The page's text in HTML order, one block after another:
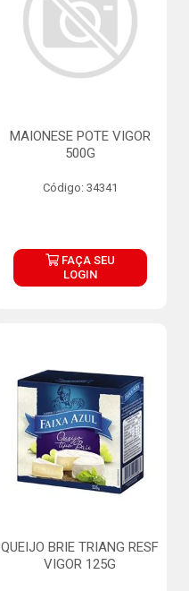
MAIONESE POTE VIGOR
500G
Código: 34341
FAÇA SEU
LOGIN
QUEIJO BRIE TRIANG RESF
VIGOR 125G